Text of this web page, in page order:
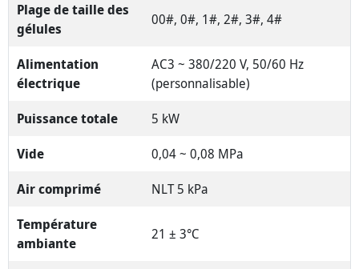
Plage de taille des
gélules
00#, 0#, 1#, 2#, 3#, 4#
Alimentation
électrique
AC3 ~ 380/220 V, 50/60 Hz
(personnalisable)
Puissance totale
5 kW
Vide
0,04 ~ 0,08 MPa
Air comprimé
NLT 5 kPa
Température
ambiante
21 ± 3℃